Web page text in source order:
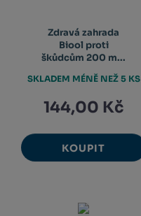
Zdravá zahrada
Biool proti
škůdcům 200 m...
144,00 Kč
KOUPIT
SKLADEM MÉNĚ NEŽ 5 KS